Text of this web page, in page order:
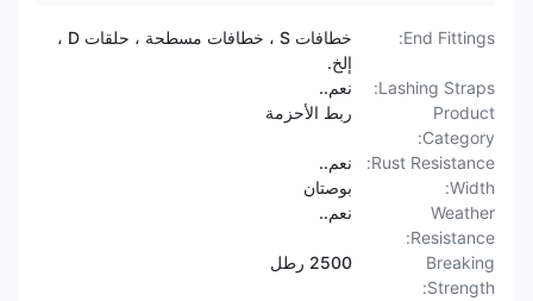
End Fittings:
خطافات S ، خطافات مسطحة ، حلقات D ،
Lashing Straps:
نعم..
Product
Category:
ربط الأحزمة
Rust Resistance:
نعم..
Width:
بوصتان
Weather
Resistance:
Breaking
Strength:
2500 رطل